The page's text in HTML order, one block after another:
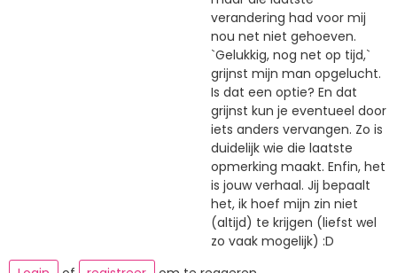
verandering had voor mij
nou net niet gehoeven.
`Gelukkig, nog net op tijd,`
grijnst mijn man opgelucht.
Is dat een optie? En dat
grijnst kun je eventueel door
iets anders vervangen. Zo is
duidelijk wie die laatste
opmerking maakt. Enfin, het
is jouw verhaal. Jij bepaalt
het, ik hoef mijn zin niet
(altijd) te krijgen (liefst wel
zo vaak mogelijk) :D